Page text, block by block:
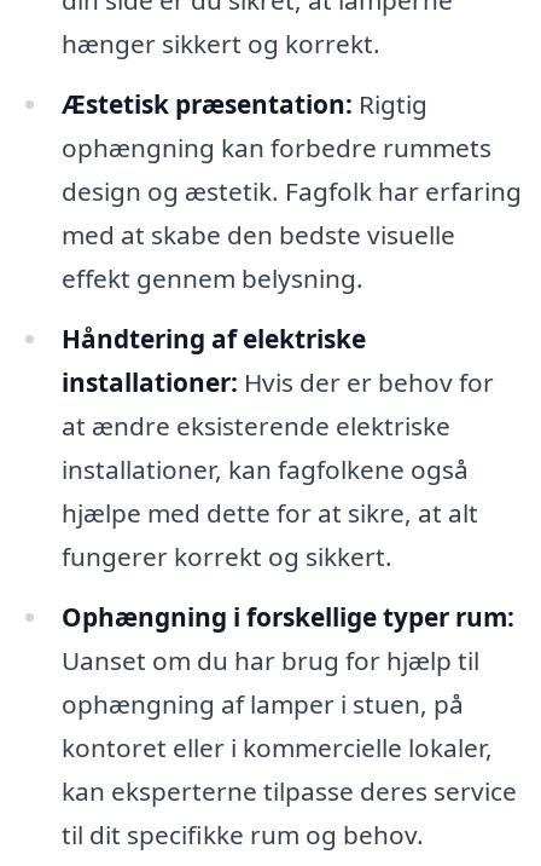
hænger sikkert og korrekt.
Æstetisk præsentation: Rigtig
ophængning kan forbedre rummets
design og æstetik. Fagfolk har erfaring
med at skabe den bedste visuelle
effekt gennem belysning.
Håndtering af elektriske
installationer: Hvis der er behov for
at ændre eksisterende elektriske
installationer, kan fagfolkene også
hjælpe med dette for at sikre, at alt
fungerer korrekt og sikkert.
Ophængning i forskellige typer rum:
Uanset om du har brug for hjælp til
ophængning af lamper i stuen, på
kontoret eller i kommercielle lokaler,
kan eksperterne tilpasse deres service
til dit specifikke rum og behov.